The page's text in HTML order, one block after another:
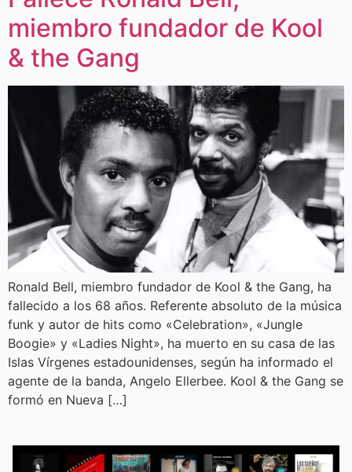
miembro fundador de Kool
& the Gang
Ronald Bell, miembro fundador de Kool & the Gang, ha
fallecido a los 68 años. Referente absoluto de la música
funk y autor de hits como «Celebration», «Jungle
Boogie» y «Ladies Night», ha muerto en su casa de las
Islas Vírgenes estadounidenses, según ha informado el
agente de la banda, Angelo Ellerbee. Kool & the Gang se
formó en Nueva […]